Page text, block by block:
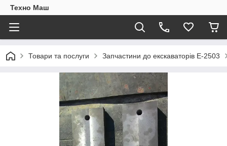
Техно Маш
Товари та послуги Запчастини до екскаваторів Е-2503